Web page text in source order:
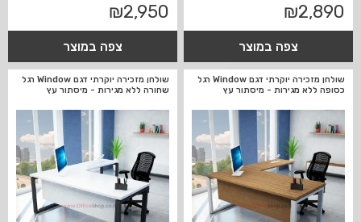
₪2,890
צפה במוצר
₪2,950
צפה במוצר
שולחן מזכירה יוקרתי דגם Window רגל
כסופה ללא מגירות - מיסתור עץ
שולחן מזכירה יוקרתי דגם Window רגל
שחורה ללא מגירות - מיסתור עץ